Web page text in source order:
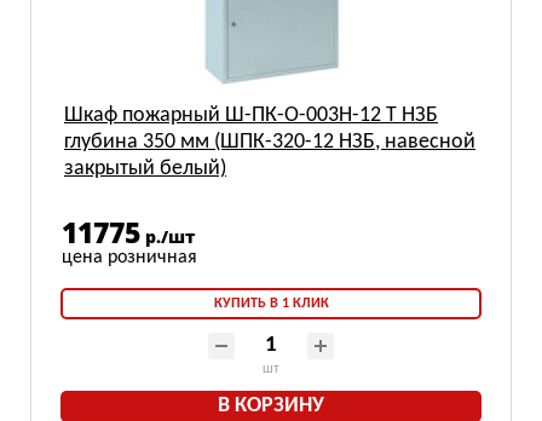
Шкаф пожарный Ш-ПК-О-003Н-12 Т НЗБ
глубина 350 мм (ШПК-320-12 НЗБ, навесной
закрытый белый)
11775 р./шт
КУПИТЬ В 1 КЛИК
шт
В КОРЗИНУ